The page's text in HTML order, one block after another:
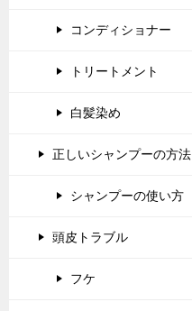
コンディショナー
トリートメント
白髪染め
正しいシャンプーの方法
シャンプーの使い方
頭皮トラブル
フケ